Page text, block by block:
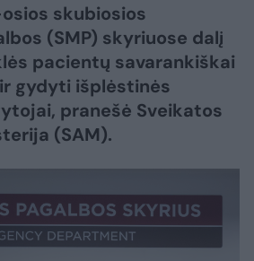
skubiosios
(SMP) skyriuose dalį
pacientų savarankiškai
gydyti išplėstinės
pranešė Sveikatos
(SAM).